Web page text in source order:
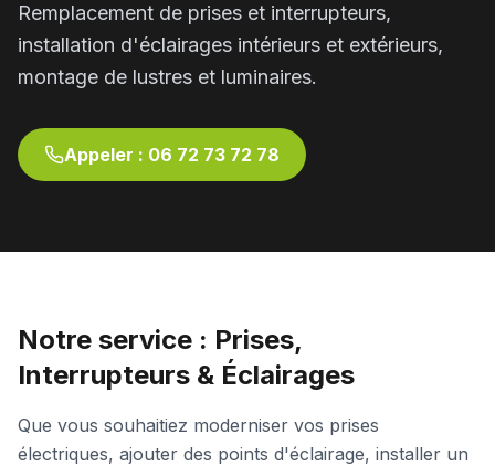
Remplacement de prises et interrupteurs,
installation d'éclairages intérieurs et extérieurs,
montage de lustres et luminaires.
Appeler : 06 72 73 72 78
Notre service : Prises,
Interrupteurs & Éclairages
Que vous souhaitiez moderniser vos prises
électriques, ajouter des points d'éclairage, installer un